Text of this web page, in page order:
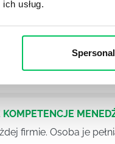
usług.
MIEĆ
i kompetentnych
Zawsze
firmie. Osoba je